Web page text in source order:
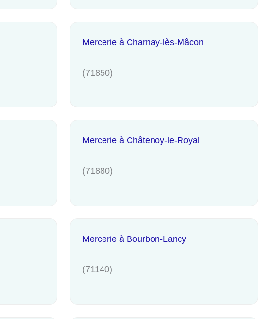
Mercerie à Charnay-lès-Mâcon
(71850)
Mercerie à Châtenoy-le-Royal
(71880)
Mercerie à Bourbon-Lancy
(71140)